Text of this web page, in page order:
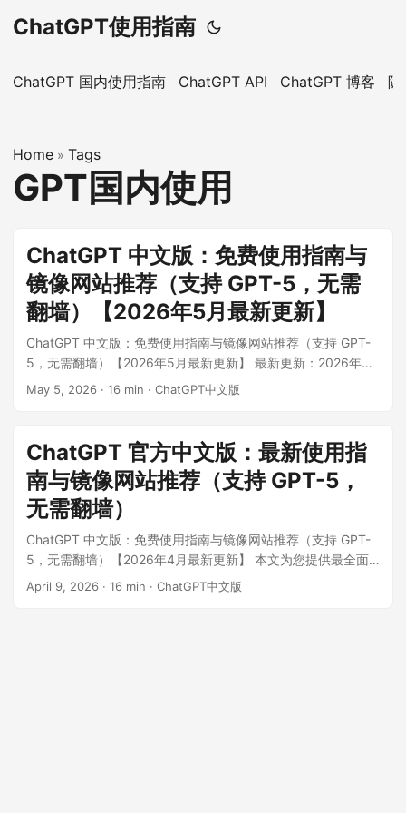
ChatGPT使用指南
ChatGPT 国内使用指南 ChatGPT API ChatGPT 博客
Home » Tags
GPT国内使用
ChatGPT 中文版：免费使用指南与
镜像网站推荐（支持 GPT-5，无需
翻墙）【2026年5月最新更新】
ChatGPT 中文版：免费使用指南与镜像网站推荐（支持 GPT-
5，无需翻墙）【2026年5月最新更新】 最新更新：2026年05
月05日 本文为您提供最全面的 ChatGPT 中文版使用攻略，精
翻墙，完全免费，专为国内用户打造，让您随时随地畅享强大
的 AI 助手服务。 ...
May 5, 2026 · 16 min · ChatGPT中文版
ChatGPT 官方中文版：最新使用指
南与镜像网站推荐（支持 GPT-5，
无需翻墙）
ChatGPT 中文版：免费使用指南与镜像网站推荐（支持 GPT-
5，无需翻墙）【2026年4月最新更新】 本文为您提供最全面
的 ChatGPT 中文版使用攻略，精心整理国内可直接访问的
April 9, 2026 · 16 min · ChatGPT中文版